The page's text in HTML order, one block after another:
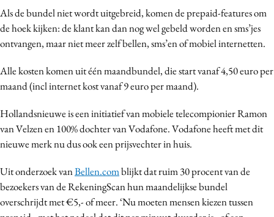
Programmatic
Purpose Marketing
Reputatie & crisis
Als de bundel niet wordt uitgebreid, komen de prepaid-features om
de hoek kijken: de klant kan dan nog wel gebeld worden en sms’jes
ontvangen, maar niet meer zelf bellen, sms’en of mobiel internetten.
Alle kosten komen uit één maandbundel, die start vanaf 4,50 euro per
maand (incl internet kost vanaf 9 euro per maand).
Hollandsnieuwe is een initiatief van mobiele telecompionier Ramon
van Velzen en 100% dochter van Vodafone. Vodafone heeft met dit
nieuwe merk nu dus ook een prijsvechter in huis.
Uit onderzoek vanBellen.comblijkt dat ruim 30 procent van de
bezoekers van de RekeningScan hun maandelijkse bundel
overschrijdt met €5,- of meer. ‘Nu moeten mensen kiezen tussen